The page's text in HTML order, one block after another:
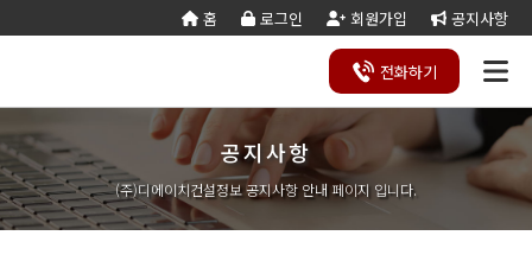
홈 로그인 회원가입 공지사항
전화하기
소개
사업
영역
조직
도
오시
는
길
종
합
건
설
업
전문건설업
지반조성·포
장공사업
실내건축공
사업
도장·습식·방 조경식재·시
기타공
사업
전기공사업 정보통신
공사업
등
록
절
차
양도
양수
리스
트
양도
양수
절차
기업
진단
공
제
조
합
실
태
조
사
기
재
사
항
경
공
능
력
가
기
업
합
연말
결
산/
잔고
건설
법
법령
서식
법령
관계
서식
건설
업등
록서
식
법시
행규
칙
서식
건설
공무
서식
실질
자본
금
계산
기
세무
계산
기
공지사항
(주)디에이치건설정보 공지사항 안내 페이지 입니다.